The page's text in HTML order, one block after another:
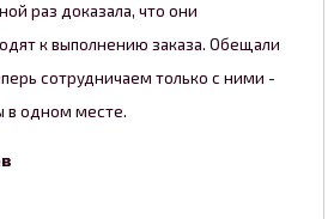
раз доказала, что они
к выполнению заказа. Обещали
сотрудничаем только с ними -
в одном месте.